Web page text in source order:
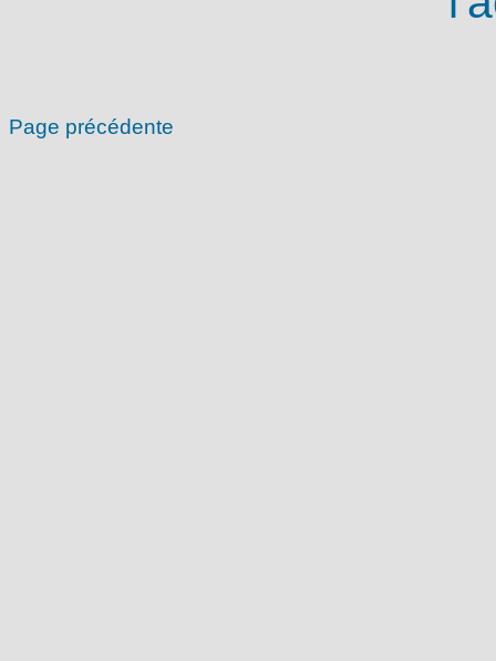
Page précédente